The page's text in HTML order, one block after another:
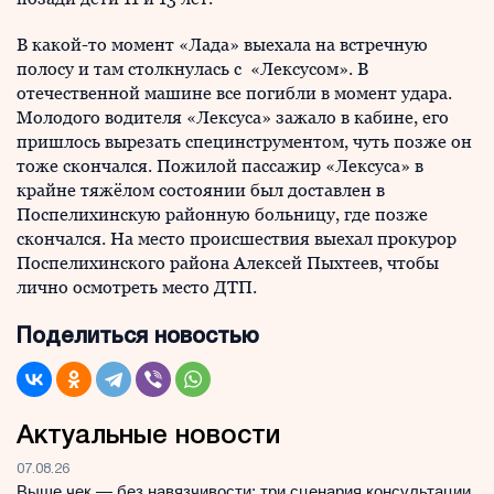
В какой-то момент «Лада» выехала на встречную
полосу и там столкнулась с «Лексусом». В
отечественной машине все погибли в момент удара.
Молодого водителя «Лексуса» зажало в кабине, его
пришлось вырезать специнструментом, чуть позже он
тоже скончался. Пожилой пассажир «Лексуса» в
крайне тяжёлом состоянии был доставлен в
Поспелихинскую районную больницу, где позже
скончался. На место происшествия выехал прокурор
Поспелихинского района Алексей Пыхтеев, чтобы
лично осмотреть место ДТП.
Поделиться новостью
Актуальные новости
07.08.26